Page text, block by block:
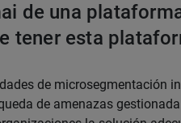
de una
tener esta
de microsegmentación
de amenazas